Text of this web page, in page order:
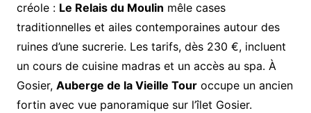
créole : Le Relais du Moulin mêle cases
traditionnelles et ailes contemporaines autour des
ruines d’une sucrerie. Les tarifs, dès 230 €, incluent
un cours de cuisine madras et un accès au spa. À
Gosier, Auberge de la Vieille Touroccupe un ancien
fortin avec vue panoramique sur l’îlet Gosier.